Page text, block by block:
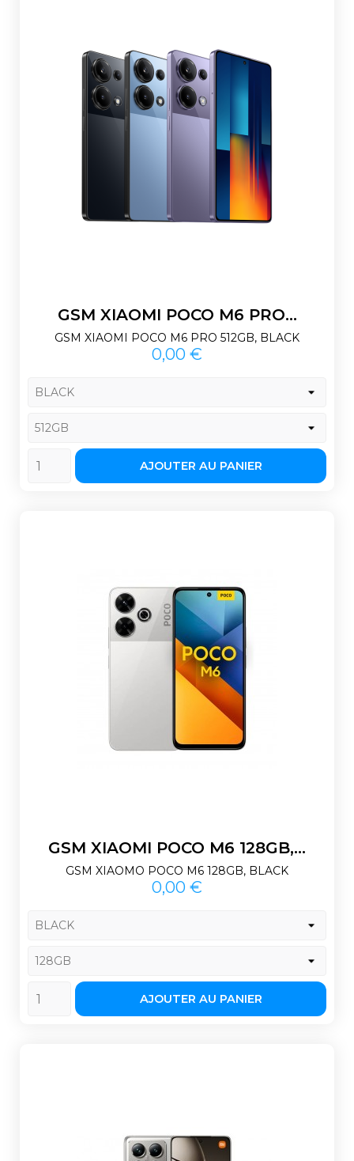
GSM XIAOMI POCO M6 PRO...
GSM XIAOMI POCO M6 PRO 512GB, BLACK
Prix
0,00 €
AJOUTER AU PANIER
GSM XIAOMI POCO M6 128GB,...
GSM XIAOMO POCO M6 128GB, BLACK
Prix
0,00 €
AJOUTER AU PANIER